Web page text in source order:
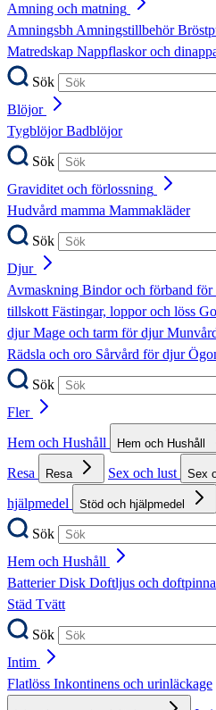
Amning och matning
AmningsbhAmningstillbehör
Matredskap Nappflaskor och
Sök
Blöjor
TygblöjorBadblöjor
Sök
Graviditet och förlossning
Hudvård mamma Mammakläder
Sök
Djur
Avmaskning Bindor och förband
tillskottFästingar, loppor och löss
djurMage och tarm för djur
Rädsla och oro Sårvård för djur
Sök
Fler
Hem och Hushåll
Hem och Hushåll
Resa
Resa Sex och lust Sex
hjälpmedel
Stöd och hjälpmedel
Sök
Hem och Hushåll
BatterierDisk Doftljus och
Städ Tvätt
Sök
Intim
Flatlöss Inkontinens och urinläckage